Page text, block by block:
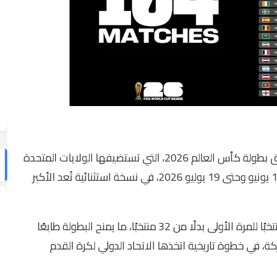
تترقب جماهير كرة القدم في مختلف أنحاء العالم انطلاق بطولة كأس العالم 2026، التي تستضيفها الولايات المتحدة
الأمريكية وكندا والمكسيك خلال الفترة الممتدة من 11 يونيو وحتى 19 يوليو 2026، في نسخة استثنائية تُعد الأكبر
وتشهد النسخة المقبلة من كأس العالم مشاركة 48 منتخبًا للمرة الأولى بدلًا من 32 منتخبًا، ما يمنح البطولة طابعًا
في خطوة تاريخية اتخذها الاتحاد الدولي لكرة القدم